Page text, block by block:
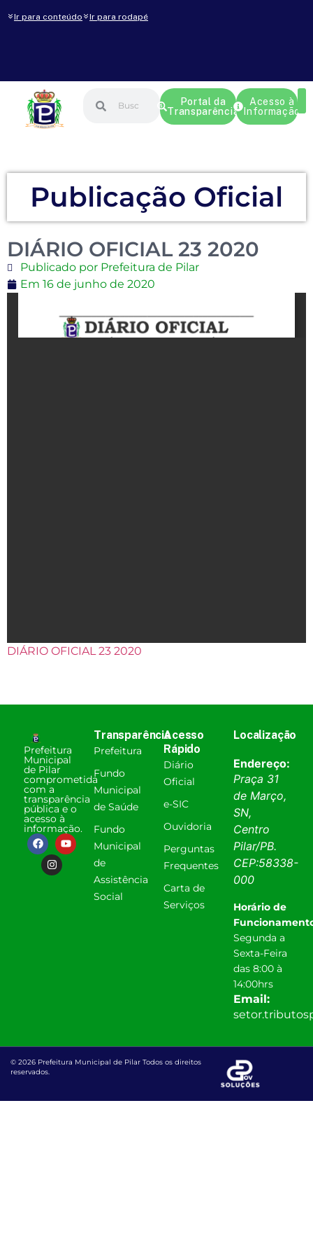
Ir para conteúdo Ir para rodapé
Portal da
Transparência
Acesso à
Informação
Publicação Oficial
DIÁRIO OFICIAL 23 2020
Publicado por Prefeitura de Pilar
Em 16 de junho de 2020
DIÁRIO OFICIAL 23 2020
Prefeitura
Municipal
de Pilar
comprometida
com a
transparência
pública e o
acesso à
informação.
Transparência
Prefeitura
Fundo
Municipal
de Saúde
Fundo
Municipal
de
Assistência
Social
Acesso
Rápido
Diário
Oficial
e-SIC
Ouvidoria
Perguntas
Frequentes
Carta de
Serviços
Localização
Endereço:
Praça 31
de Março,
SN,
Centro
Pilar/PB.
CEP:58338-
000
Horário de
Segunda a
Sexta-Feira
das 8:00 à
14:00hrs
Email:
© 2026 Prefeitura Municipal de Pilar Todos os direitos
reservados.